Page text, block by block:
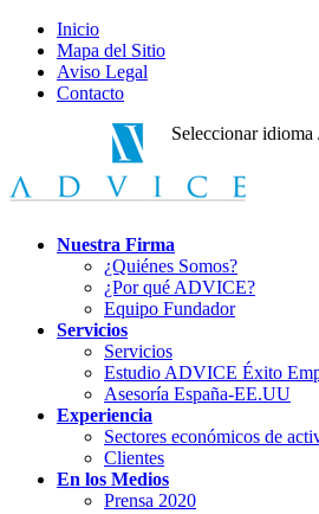
Inicio
Mapa del Sitio
Aviso Legal
Contacto
Seleccionar idioma
Nuestra Firma
¿Quiénes Somos?
¿Por qué ADVICE?
Equipo Fundador
Servicios
Servicios
Estudio ADVICE Éxito
Asesoría España-EE.UU
Experiencia
Sectores económicos de
Clientes
En los Medios
Prensa 2020